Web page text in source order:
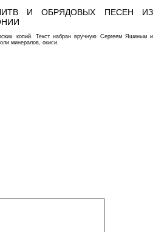
И ОБРЯДОВЫХ ПЕСЕН ИЗ
копий. Текст набран вручную Сергеем Яшиным и
минералов, окиси.